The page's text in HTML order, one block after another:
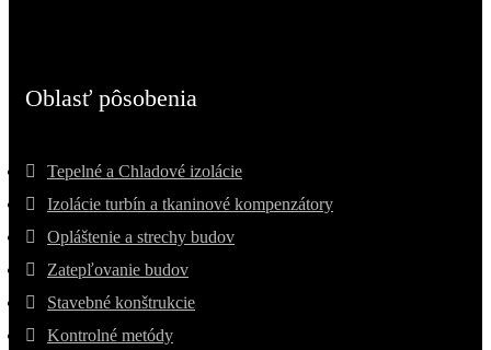
Oblasť pôsobenia
Tepelné a Chladové izolácie
Izolácie turbín a tkaninové kompenzátory
Opláštenie a strechy budov
Zatepľovanie budov
Stavebné konštrukcie
Kontrolné metódy